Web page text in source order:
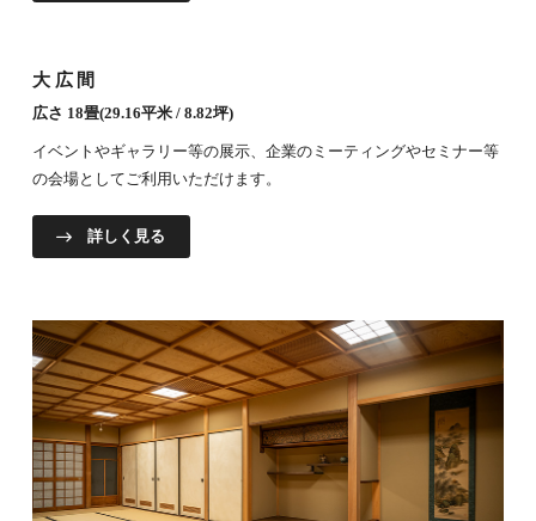
大広間
広さ 18畳(29.16平米 / 8.82坪)
イベントやギャラリー等の展示、企業のミーティングやセミナー等
の会場としてご利用いただけます。
詳しく見る